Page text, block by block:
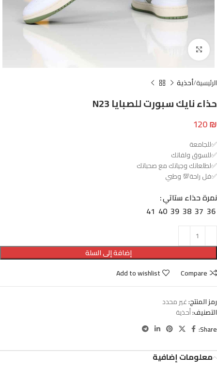
Click to enlarge
الرئيسية أحذية
حذاء نايك سبورت للصبايا N23
120₪
✅للجامعة
✅للسوق ولفاتك
✅لطلعاتك وجياتك مع صحباتك
✅فل راحة💯 وطبي
نمرة حذاء ستاتي
36
37
38
39
40
41
إضافة إلى السلة
Compare
Add to wishlist
رمز المنتج:غير محدد
التصنيف:أحذية
Share:
معلومات إضافية